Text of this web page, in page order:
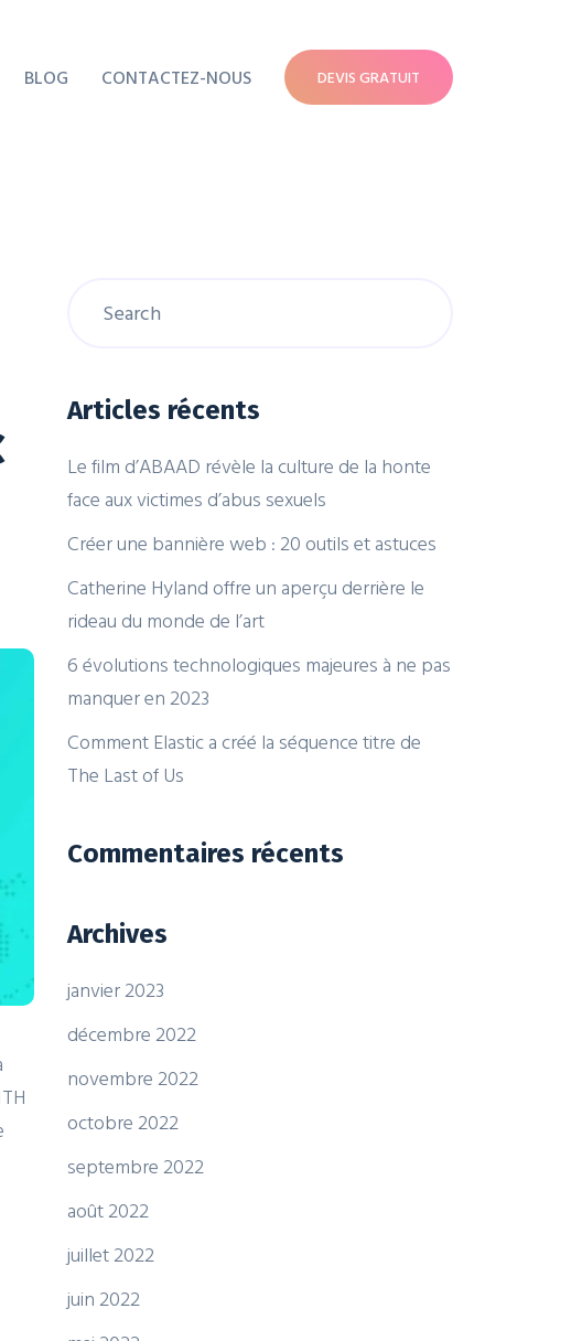
BLOG CONTACTEZ-NOUS DEVIS GRATUIT
Articles récents
Le film d’ABAAD révèle la culture de la honte
face aux victimes d’abus sexuels
Créer une bannière web : 20 outils et astuces
Catherine Hyland offre un aperçu derrière le
rideau du monde de l’art
6 évolutions technologiques majeures à ne pas
manquer en 2023
Comment Elastic a créé la séquence titre de
The Last of Us
Commentaires récents
Archives
janvier 2023
décembre 2022
novembre 2022
octobre 2022
septembre 2022
août 2022
juillet 2022
juin 2022